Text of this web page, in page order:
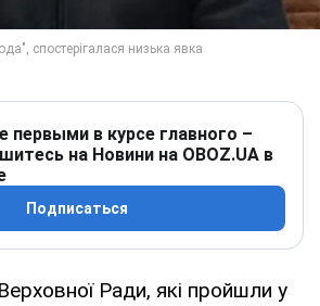
первыми в курсе главного –
на Новини на OBOZ.UA в
Подписаться
Ради, які пройшли у